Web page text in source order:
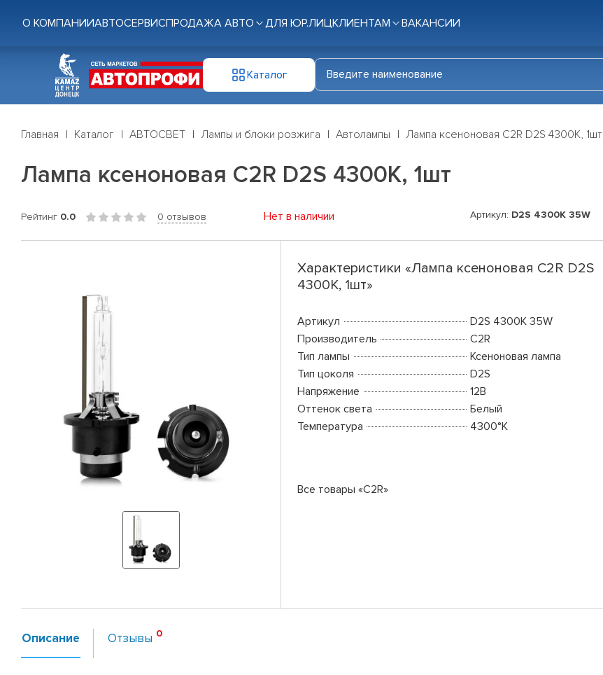
О КОМПАНИИАВТОСЕРВИСПРОДАЖА АВТО ДЛЯ ЮР.ЛИЦКЛИЕНТАМ ВАКАНСИИ
Каталог
Главная Каталог АВТОСВЕТ Лампы и блоки розжига Автолампы Лампа ксеноновая C2R D2S 4300K, 1шт
Лампа ксеноновая C2R D2S 4300K, 1шт
Рейтинг 0.0 0 отзывов Нет в наличии Артикул: D2S 4300K 35W
Характеристики «Лампа ксеноновая C2R D2S
4300K, 1шт»
Артикул
D2S 4300K 35W
Производитель
C2R
Тип лампы
Ксеноновая лампа
Тип цоколя
D2S
Напряжение
12В
Оттенок света
Белый
Температура
4300°K
Все товары «C2R»
Описание Отзывы